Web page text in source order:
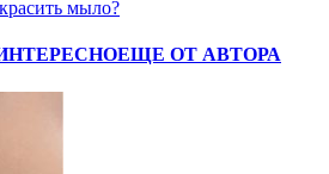
мыло?
ЕЩЕ ОТ АВТОРА